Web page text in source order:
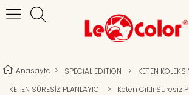
Anasayfa > SPECİAL EDİTİON > KETEN
KETEN SÜRESİZ PLANLAYICI
> Keten Ciltli Süresiz